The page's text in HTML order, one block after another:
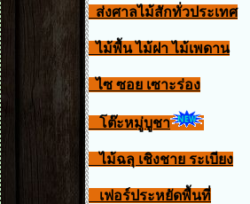
ส่งศาลไม้สักทั่วประเทศ
ไม้พื้น ไม้ฝา ไม้เพดาน
ไซ ซอย เซาะร่อง
โต๊ะหมู่บูชา
ไม้ฉลุ เชิงชาย ระเบียง
เฟอร์ประหยัดพื้นที่